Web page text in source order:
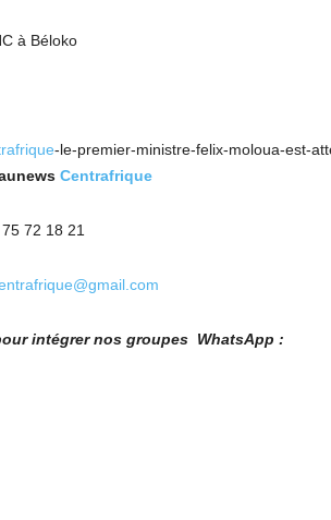
à Béloko
-le-premier-ministre-felix-moloua-est-
Centrafrique
72 18 21
intégrer nos groupes WhatsApp :